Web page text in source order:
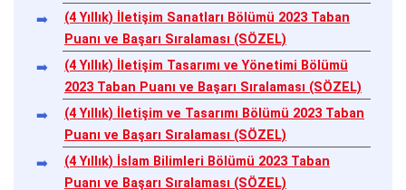
(4 Yıllık) İletişim Sanatları Bölümü 2023 Taban
Puanı ve Başarı Sıralaması (SÖZEL)
(4 Yıllık) İletişim Tasarımı ve Yönetimi Bölümü
2023 Taban Puanı ve Başarı Sıralaması (SÖZEL)
(4 Yıllık) İletişim ve Tasarımı Bölümü 2023 Taban
Puanı ve Başarı Sıralaması (SÖZEL)
(4 Yıllık) İslam Bilimleri Bölümü 2023 Taban
Puanı ve Başarı Sıralaması (SÖZEL)